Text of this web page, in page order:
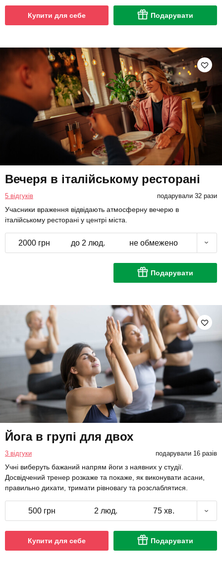
Купити для себе Подарувати
Вечеря в італійському ресторані
5 відгуків подарували 32 рази
Учасники враження відвідають атмосферну вечерю в
італійському ресторані у центрі міста.
2000 грн до 2 люд. не обмежено
Подарувати
Йога в групі для двох
3 відгуки подарували 16 разів
Учні виберуть бажаний напрям йоги з наявних у студії.
Досвідчений тренер розкаже та покаже, як виконувати асани,
правильно дихати, тримати рівновагу та розслаблятися.
500 грн 2 люд. 75 хв.
Купити для себе Подарувати